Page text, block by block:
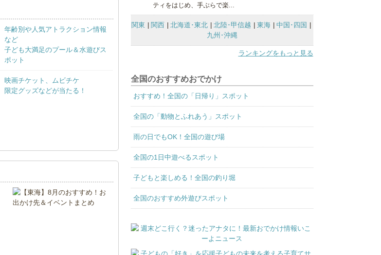
年齢別や人気アトラクション情報
など
子ども大満足のプール＆水遊びス
ポット
映画チケット、ムビチケ
限定グッズなどが当たる！
ティをはじめ、手ぶらで楽...
関東 関西 北海道･東北 北陸･甲信越 東海
中国･四国
九州･沖縄
ランキングをもっと見る
全国のおすすめおでかけ
おすすめ！全国の「日帰り」スポット
全国の「動物とふれあう」スポット
雨の日でもOK！全国の遊び場
全国の1日中遊べるスポット
子どもと楽しめる！全国の釣り堀
全国のおすすめ外遊びスポット